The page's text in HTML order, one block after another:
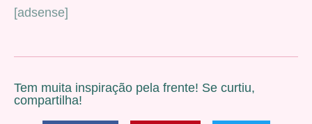
[adsense]
Tem muita inspiração pela frente! Se curtiu,
compartilha!